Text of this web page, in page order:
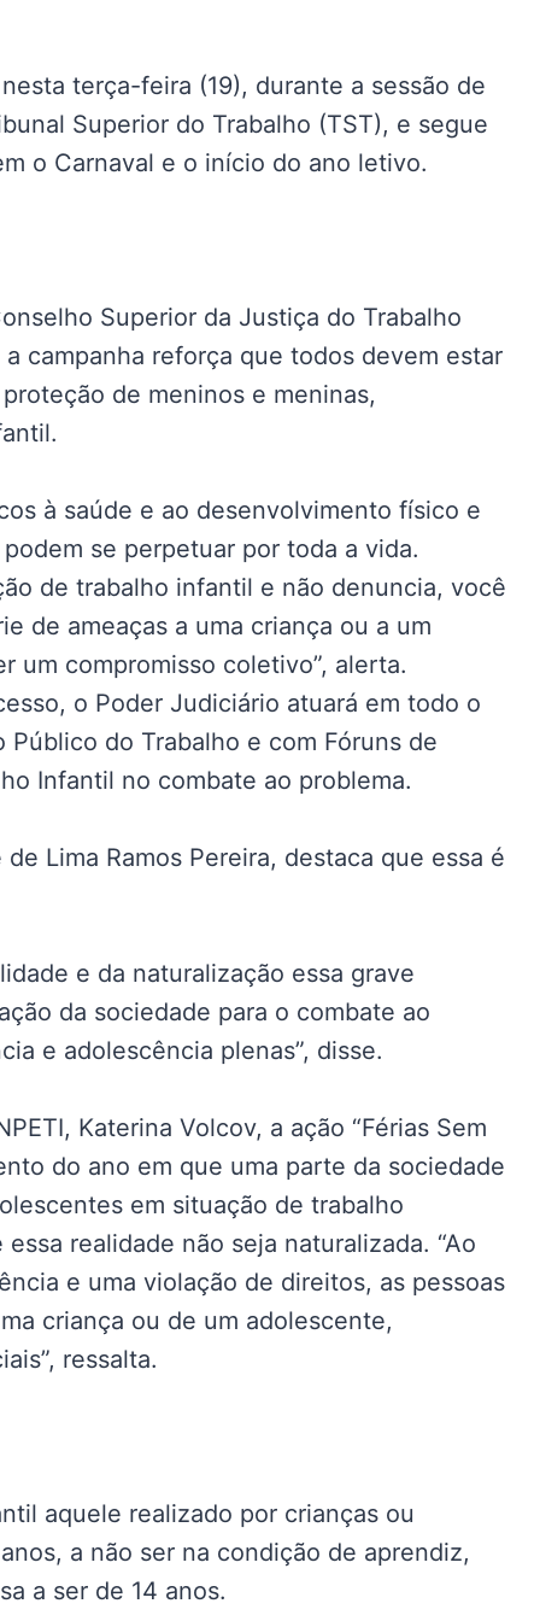
terça-feira (19), durante a sessão de
Superior do Trabalho (TST), e segue
o Carnaval e o início do ano letivo.
Superior da Justiça do Trabalho
campanha reforça que todos devem estar
de meninos e meninas,
à saúde e ao desenvolvimento físico e
se perpetuar por toda a vida.
de trabalho infantil e não denuncia, você
de ameaças a uma criança ou a um
um compromisso coletivo”, alerta.
o Poder Judiciário atuará em todo o
do Trabalho e com Fóruns de
Infantil no combate ao problema.
Lima Ramos Pereira, destaca que essa é
e da naturalização essa grave
da sociedade para o combate ao
e adolescência plenas”, disse.
Katerina Volcov, a ação “Férias Sem
do ano em que uma parte da sociedade
em situação de trabalho
realidade não seja naturalizada. “Ao
e uma violação de direitos, as pessoas
criança ou de um adolescente,
ressalta.
aquele realizado por crianças ou
a não ser na condição de aprendiz,
a ser de 14 anos.